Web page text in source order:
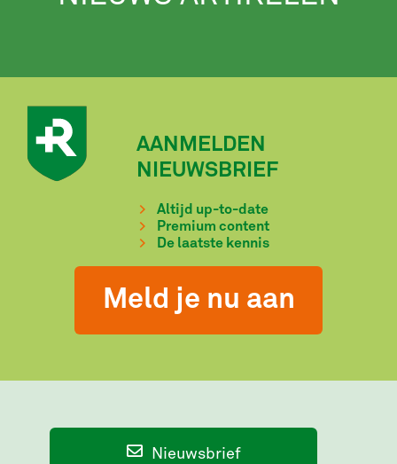
AANMELDEN
NIEUWSBRIEF
Altijd up-to-date
Premium content
De laatste kennis
Meld je nu aan
Nieuwsbrief